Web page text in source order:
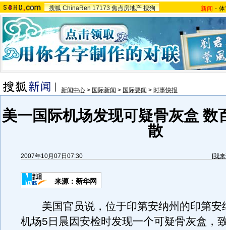
搜狐 ChinaRen 17173 焦点房地产 搜狗 新闻 -
新闻中心 > 国际新闻 > 国际要闻 > 时事快报
美一国际机场发现可疑骨灰盒 数
散
2007年10月07日07:30 [我
来源：新华网
美国官员说，位于印第安纳州的印第安
机场5日晨因安检时发现一个可疑骨灰盒，